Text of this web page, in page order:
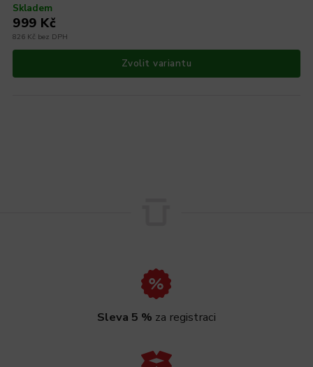
Skladem
826 Kč bez DPH
999 Kč
Zvolit variantu
Sleva 5 % za registraci